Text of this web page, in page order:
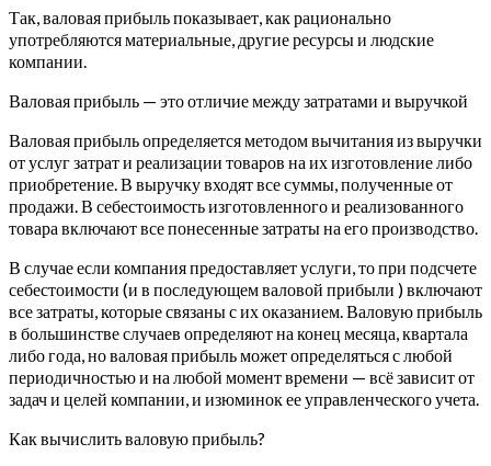
Так, валовая прибыль показывает, как рационально
употребляются материальные, другие ресурсы и людские
компании.
Валовая прибыль — это отличие между затратами и выручкой
Валовая прибыль определяется методом вычитания из выручки
от услуг затрат и реализации товаров на их изготовление либо
приобретение. В выручку входят все суммы, полученные от
продажи. В себестоимость изготовленного и реализованного
товара включают все понесенные затраты на его производство.
В случае если компания предоставляет услуги, то при подсчете
себестоимости (и в последующем валовой прибыли ) включают
все затраты, которые связаны с их оказанием. Валовую прибыль
в большинстве случаев определяют на конец месяца, квартала
либо года, но валовая прибыль может определяться с любой
периодичностью и на любой момент времени — всё зависит от
задач и целей компании, и изюминок ее управленческого учета.
Как вычислить валовую прибыль?